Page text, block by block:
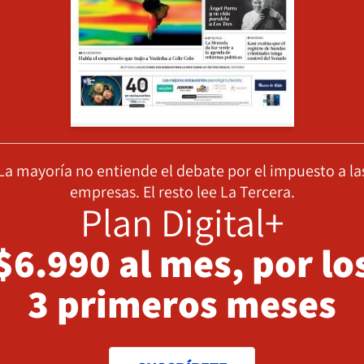
mayoría no entiende el debate por el impuesto a
empresas. El resto lee La Tercera.
Plan Digital+
al mes, por
3 primeros meses